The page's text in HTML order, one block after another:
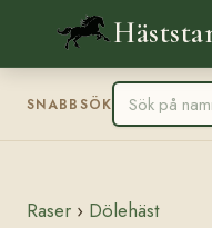
SNABBSÖK
Raser › Dölehäst